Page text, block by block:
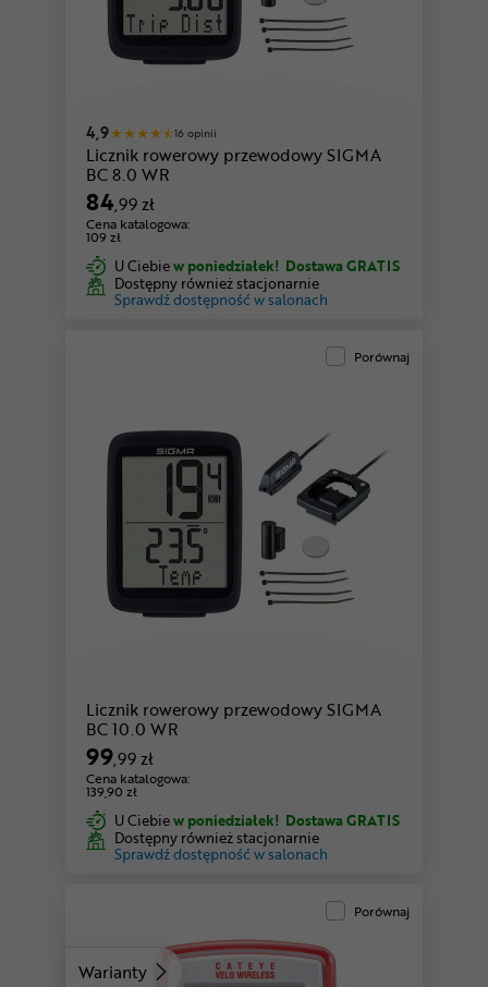
4,9 16 opinii
Licznik rowerowy przewodowy SIGMA
BC 8.0 WR
84,99 zł
Cena katalogowa:
109 zł
U Ciebiew poniedziałek! Dostawa GRATIS
Dostępny również stacjonarnie
Sprawdź dostępność w salonach
Porównaj
Licznik rowerowy przewodowy SIGMA
BC 10.0 WR
99,99 zł
Cena katalogowa:
139,90 zł
U Ciebiew poniedziałek! Dostawa GRATIS
Dostępny również stacjonarnie
Sprawdź dostępność w salonach
Warianty
Porównaj